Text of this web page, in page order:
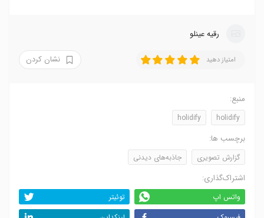
رقیه عینلو
امتیاز دهید نشان کردن
منبع:
holidify
holidify
برچسب ها:
گزارش تصویری جاذبه‌های دیدنی
اشتراک‌گذاری:
واتس اپ
توئیتر